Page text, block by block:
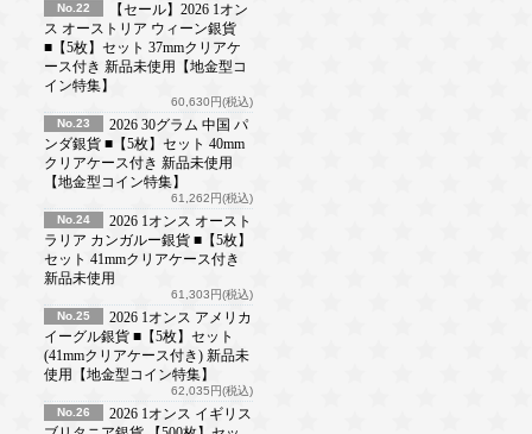
No.22
【セール】2026 1オン
ス オーストリア ウィーン銀貨
■【5枚】セット 37mmクリアケ
ース付き 新品未使用【地金型コ
イン特集】
60,630円(税込)
No.23
2026 30グラム 中国 パ
ンダ銀貨 ■【5枚】セット 40mm
クリアケース付き 新品未使用
【地金型コイン特集】
61,262円(税込)
No.24
2026 1オンス オースト
ラリア カンガルー銀貨 ■【5枚】
セット 41mmクリアケース付き
新品未使用
61,303円(税込)
No.25
2026 1オンス アメリカ
イーグル銀貨 ■【5枚】セット
(41mmクリアケース付き) 新品未
使用【地金型コイン特集】
62,035円(税込)
No.26
2026 1オンス イギリス